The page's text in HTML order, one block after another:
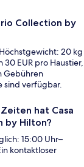
Collection by
20 kg
30 EUR pro Haustier,
Gebühren
sind verfügbar.
hat Casa
by Hilton?
15:00 Uhr–
kontaktloser